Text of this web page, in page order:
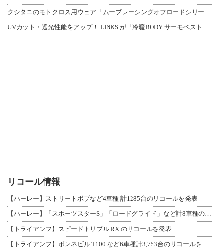
クシタニのモトクロス用ウェア「ムーブレーシングオフロードシリーズ」3アイテムが登
UVカット・遮光性能をアップ！ LINKS が「冷暖BODY サーモベスト」改良
リコール情報
【ハーレー】ストリートボブなど4車種 計1285台のリコールを発表
【ハーレー】「スポーツスターS」「ロードグライド」など計8車種のリコールを発表
【トライアンフ】スピードトリプル RX のリコールを発表
【トライアンフ】ボンネビル T100 など6車種計3,753台のリコールを発表